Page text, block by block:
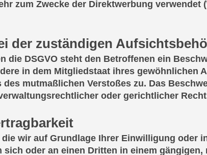
zum Zwecke der Direktwerbung verwendet
der zuständigen
die DSGVO steht den Betroffenen ein
in dem Mitgliedstaat ihres gewöhnlichen
mutmaßlichen Verstoßes zu. Das
oder gerichtlicher
die wir auf Grundlage Ihrer Einwilligung oder
oder an einen Dritten in einem gängigen,